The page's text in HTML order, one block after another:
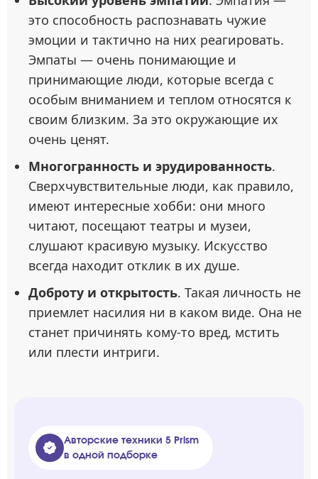
это способность распознавать чужие
эмоции и тактично на них реагировать.
Эмпаты — очень понимающие и
принимающие люди, которые всегда с
особым вниманием и теплом относятся к
своим близким. За это окружающие их
очень ценят.
Многогранность и эрудированность.
Сверхчувствительные люди, как правило,
имеют интересные хобби: они много
читают, посещают театры и музеи,
слушают красивую музыку. Искусство
всегда находит отклик в их душе.
Доброту и открытость. Такая личность не
приемлет насилия ни в каком виде. Она не
станет причинять кому-то вред, мстить
или плести интриги.
Авторские техники 5 Prism
в одной подборке